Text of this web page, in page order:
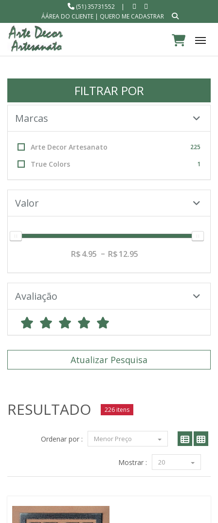
(51) 35731552
|
ÁÁREA DO CLIENTE| QUERO ME CADASTRAR
FILTRAR POR
Marcas
Arte Decor Artesanato 225
True Colors 1
Valor
4.95 12.95
Avaliação
Atualizar Pesquisa
RESULTADO 226 itens
Ordenar por : Menor Preço
Mostrar : 20